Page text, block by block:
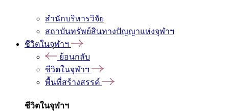
สำนักบริหารวิจัย
สถาบันทรัพย์สินทางปัญญาแห่งจุฬาฯ
ชีวิตในจุฬาฯ
ย้อนกลับ
ชีวิตในจุฬาฯ
พื้นที่สร้างสรรค์
ชีวิตในจุฬาฯ